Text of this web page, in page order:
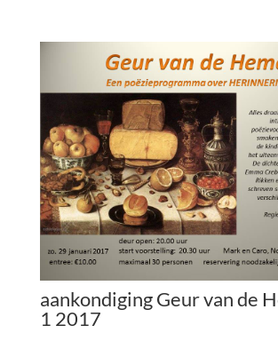
aankondiging Geur van de
1 2017